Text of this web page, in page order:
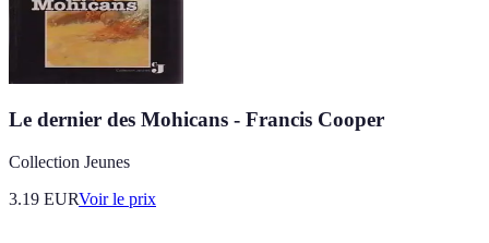
Le dernier des Mohicans - Francis Cooper
Collection Jeunes
3.19 EURVoir le prix